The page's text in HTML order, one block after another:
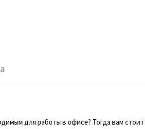
для работы в офисе? Тогда вам стоит